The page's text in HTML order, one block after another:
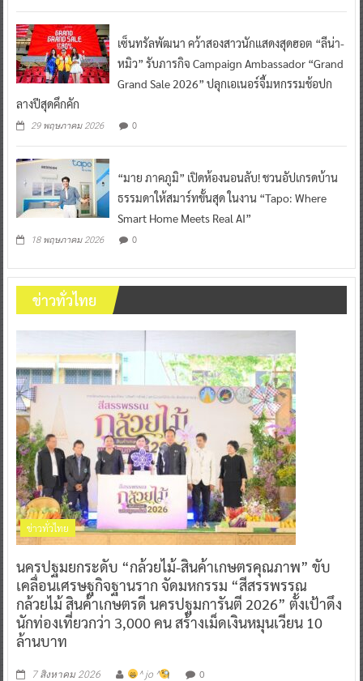
เซ็นทรัลพัฒนา คว้าสองสาวนักแสดงสุดฮอต “ลีน่า-
หมิว” รับภารกิจ Campaign Ambassador “Grand
Grand Sale 2026” ปลุกเอเนอร์จี้มหกรรมช้อปก
ลางปีสุดคึกคัก
29 พฤษภาคม 2026 0
“มาย ภาคภูมิ” เปิดห้องนอนลับ! ชวนอัปเกรดบ้าน
ธรรมดาให้สมาร์ทขั้นสุด ในงาน “Tapo: Where
Smart Home Meets Real AI”
18 พฤษภาคม 2026 0
ข่าวทั่วไทย
ข่าวทั่วไทย
นครปฐมยกระดับ “กล้วยไม้-สินค้าเกษตรคุณภาพ” ขับ
เคลื่อนเศรษฐกิจฐานราก จัดมหกรรม “สีสรรพรรณ
กล้วยไม้ สินค้าเกษตรดี นครปฐมการันตี 2026” ตั้งเป้าดึง
นักท่องเที่ยวกว่า 3,000 คน สร้างเม็ดเงินหมุนเวียน 10
ล้านบาท
7 สิงหาคม 2026 ^ jo ^ 0